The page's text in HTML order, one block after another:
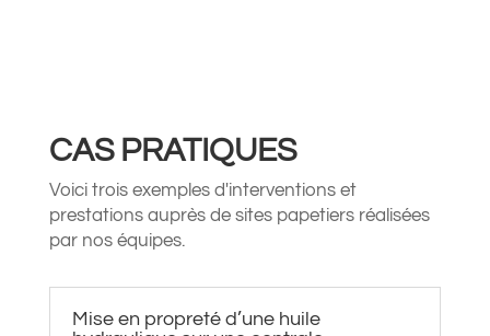
CAS PRATIQUES
Voici trois exemples d'interventions et
prestations auprès de sites papetiers réalisées
par nos équipes.
Mise en propreté d’une huile